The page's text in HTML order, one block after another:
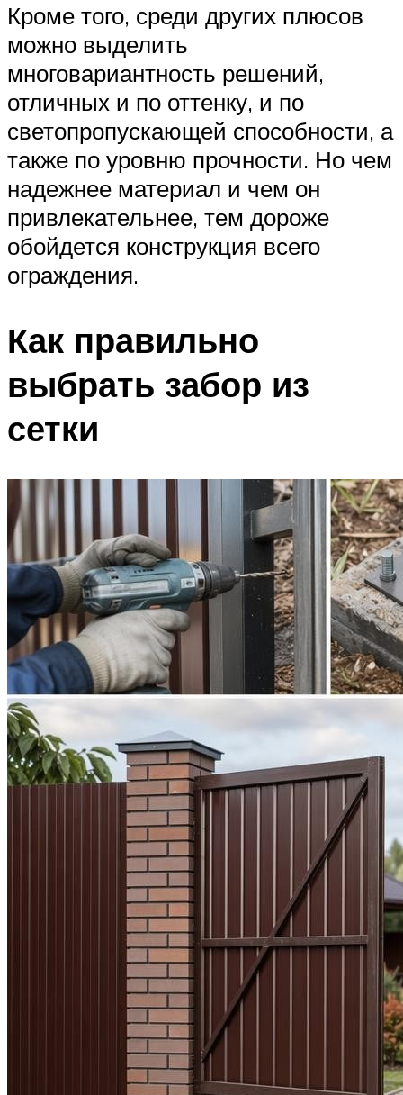
Кроме того, среди других плюсов
можно выделить
многовариантность решений,
отличных и по оттенку, и по
светопропускающей способности, а
также по уровню прочности. Но чем
надежнее материал и чем он
привлекательнее, тем дороже
обойдется конструкция всего
ограждения.
Как правильно
выбрать забор из
сетки